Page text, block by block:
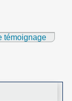
témoignage